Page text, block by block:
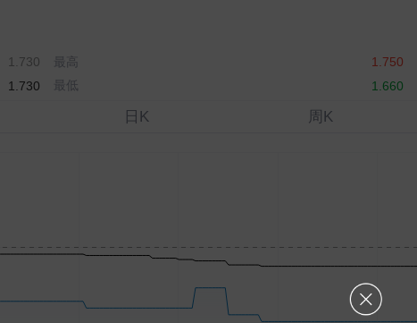
1.730 最高 1.750
1.730 最低 1.660
日K 周K